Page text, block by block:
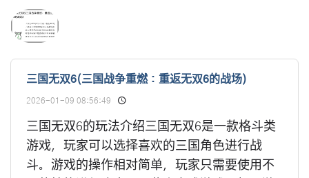
三国无双6(三国战争重燃：重返无双6的战场)
2026-01-09 08:56:49
三国无双6的玩法介绍三国无双6是一款格斗类
游戏，玩家可以选择喜欢的三国角色进行战
斗。游戏的操作相对简单，玩家只需要使用不